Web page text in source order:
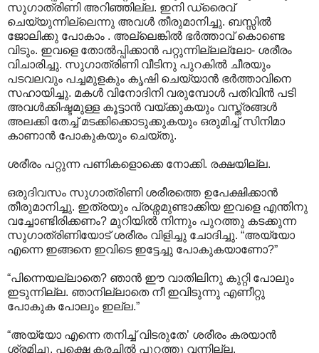
സുഗാത്രിണി അറിഞ്ഞില്ല. ഇനി ഡ്രൈവ്
ചെയ്യുന്നില്ലെന്നു അവള്‍ തീരുമാനിച്ചു. ബസ്സില്‍
ജോലിക്കു പോകാം . അല്ലെങ്കില്‍ ഭര്‍ത്താവ് കൊണ്ടെ
വിടും. ഇവളെ തോല്‍പ്പിക്കാന്‍ പറ്റുന്നില്ലല്ലോ- ശരീരം
വിചാരി‍ച്ചു. സുഗാത്രിണി വീടിനു പുറകില്‍ ചീരയും
പടവലവും പച്ചമുളകും കൃഷി ചെയ്യാന്‍ ഭര്‍ത്താവിനെ
സഹായിച്ചു. മകള്‍ വിനോദിനി വരുമ്പോള്‍ പതിവിന്‍ പടി
അവള്‍ക്കിഷ്ടമുള്ള കൂട്ടാന്‍ വയ്ക്കുകയും വസ്ത്രങ്ങള്‍
അലക്കി തേച്ച് മടക്കിക്കൊടുക്കുകയും ഒരുമിച്ച് സിനിമാ
കാണാന്‍ പോകുകയും ചെയ്തു.
ശരീരം പറ്റുന്ന പണികളൊക്കെ നോക്കി. രക്ഷയില്ല.
ഒരുദിവസം സുഗാത്രിണി ശരീരത്തെ ഉപേക്ഷിക്കാന്‍
തീരുമാനിച്ചു. ഇത്രയും പ്രശ്നമുണ്ടാക്കിയ ഇവളെ എന്തിനു
വച്ചോണ്ടിരിക്കണം? മുറിയില്‍ നിന്നും പുറത്തു കടക്കുന്ന
സുഗാത്രിണിയോട് ശരീരം വിളിച്ചു ചോദിച്ചു. “അയ്യോ
എന്നെ ഇങ്ങനെ ഇവിടെ ഇട്ടേച്ചു പോകുകയാണോ?”
“പിന്നെയല്ലാതെ? ഞാന്‍ ഈ വാതിലിനു കുറ്റി പോലും
ഇടുന്നില്ല. ഞാനില്ലാതെ നീ ഇവിടുന്നു എണീറ്റു
പോകുക പോലും ഇല്ല.”
“അയ്യോ എന്നെ തനിച്ച് വിടരുതേ’ ശരീരം കരയാന്‍
ശ്രമിച്ചു. പക്ഷെ കരച്ചില്‍ പുറത്തു വന്നില്ല.